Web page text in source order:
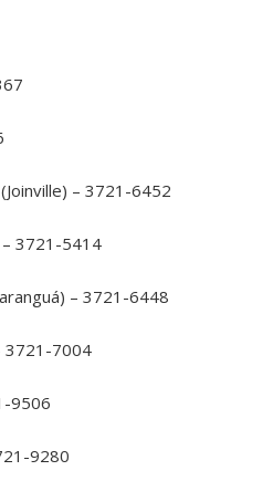
– 3721-6452
– 3721-5414
– 3721-6448
3721-7004
9506
9280